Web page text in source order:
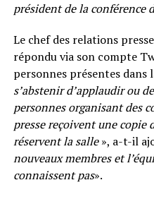
président de la conférence
Le chef des relations
répondu via son compte
personnes présentes dans
s’abstenir d’applaudir ou
personnes organisant des
presse reçoivent une copie
réservent la salle», a-t-il
nouveaux membres et
connaissent pas».